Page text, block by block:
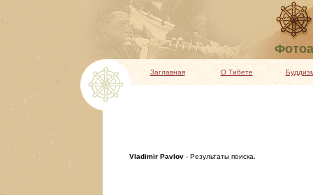
Заглавная О Тибете
Vladimir Pavlov - Результаты поиска.